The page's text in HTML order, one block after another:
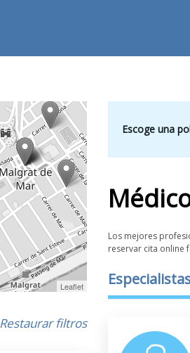
Leaflet
Restaurar filtros
Escoge una
Los mejores
reservar cita online